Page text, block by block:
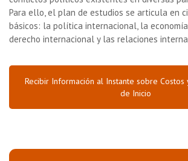
Para ello, el plan de estudios se articula en
básicos: la política internacional, la
derecho internacional y las relaciones
Recibir Información al Instante sobre Costos
de Inicio